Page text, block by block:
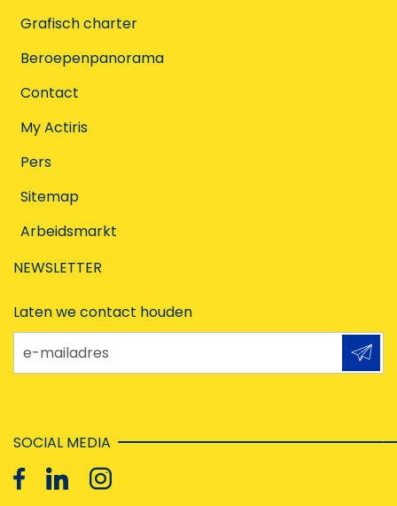
Grafisch charter
Beroepenpanorama
Contact
My Actiris
Pers
Sitemap
Arbeidsmarkt
NEWSLETTER
Laten we contact houden
e-mailadres
SOCIAL MEDIA